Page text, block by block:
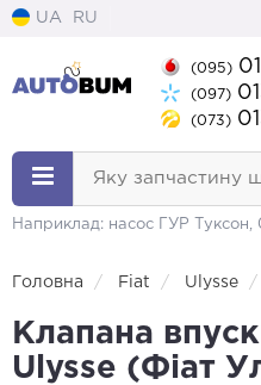
UA RU
(095)
(097)
(073)
Яку запчастину
Наприклад: насос ГУР Туксон,
Головна Fiat Ulysse
Клапана
Ulysse (Фіат